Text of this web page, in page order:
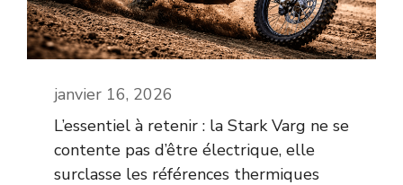
janvier 16, 2026
L’essentiel à retenir : la Stark Varg ne se
contente pas d’être électrique, elle
surclasse les références thermiques